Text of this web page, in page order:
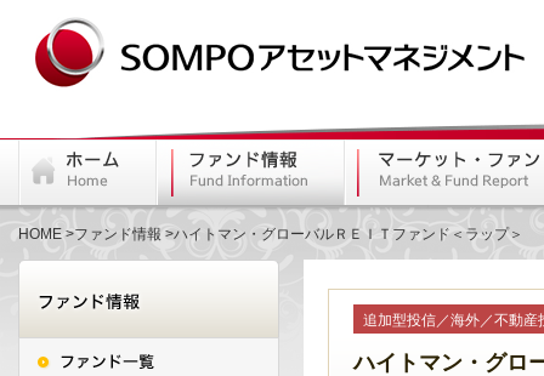
HOME ファンド情報 ハイトマン・グローバルＲＥＩＴファンド＜ラップ＞
追加型投信／海外／不動産
ハイトマン・グロ